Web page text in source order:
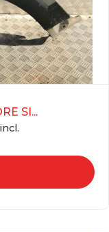
SI...